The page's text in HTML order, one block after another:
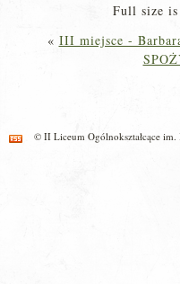
Full size is
« III miejsce -
© II Liceum Ogólnokształcące